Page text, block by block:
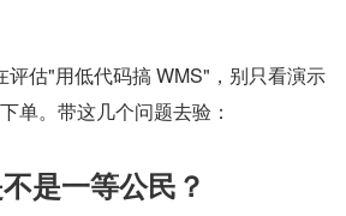
单。带这几个问题去验：
是一等公民？